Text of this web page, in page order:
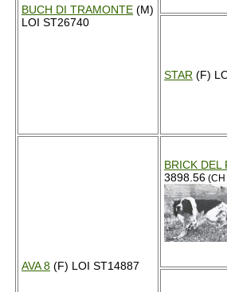
BUCH DI TRAMONTE (M)
LOI ST26740
STAR (F)
AVA 8 (F) LOI ST14887
BRICK DEL
3898.56 (CH